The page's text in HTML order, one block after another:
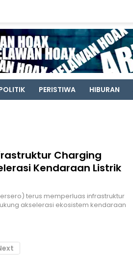
PERISTIWA HIBURAN
Charging
Kendaraan Listrik
(Persero) terus memperluas infrastruktur
akselerasi ekosistem kendaraan